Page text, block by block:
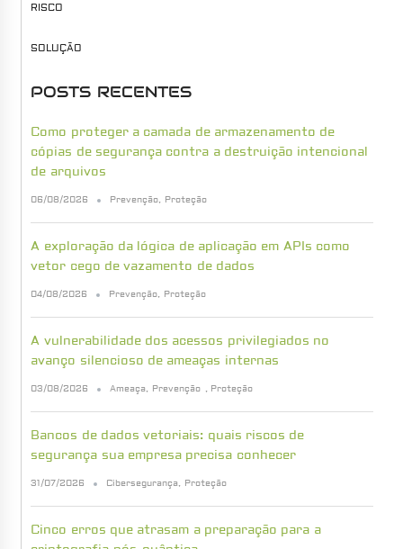
RISCO
SOLUÇÃO
POSTS RECENTES
Como proteger a camada de armazenamento de
cópias de segurança contra a destruição intencional
de arquivos
06/08/2026 Prevenção, Proteção
A exploração da lógica de aplicação em APIs como
vetor cego de vazamento de dados
04/08/2026 Prevenção, Proteção
A vulnerabilidade dos acessos privilegiados no
avanço silencioso de ameaças internas
03/08/2026 Ameaça, Prevenção , Proteção
Bancos de dados vetoriais: quais riscos de
segurança sua empresa precisa conhecer
31/07/2026 Cibersegurança, Proteção
Cinco erros que atrasam a preparação para a